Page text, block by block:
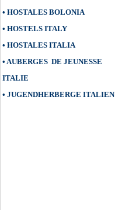
• HOSTALES BOLONIA
• HOSTELS ITALY
• HOSTALES ITALIA
• AUBERGES DE JEUNESSE
ITALIE
• JUGENDHERBERGE ITALIEN